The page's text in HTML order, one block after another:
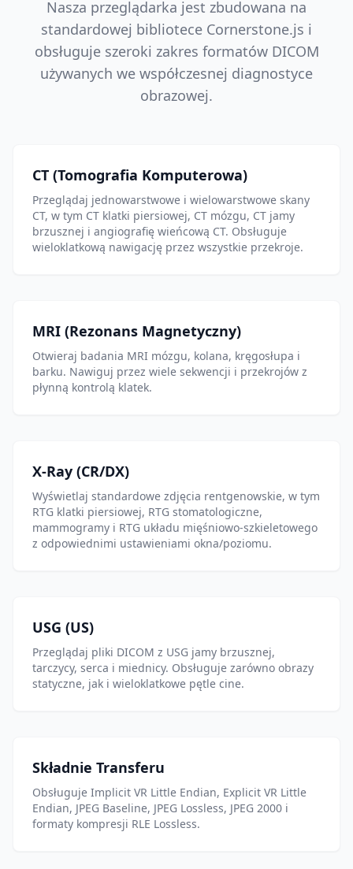
Nasza przeglądarka jest zbudowana na
standardowej bibliotece Cornerstone.js i
obsługuje szeroki zakres formatów DICOM
używanych we współczesnej diagnostyce
obrazowej.
CT (Tomografia Komputerowa)
Przeglądaj jednowarstwowe i wielowarstwowe skany
CT, w tym CT klatki piersiowej, CT mózgu, CT jamy
brzusznej i angiografię wieńcową CT. Obsługuje
wieloklatkową nawigację przez wszystkie przekroje.
MRI (Rezonans Magnetyczny)
Otwieraj badania MRI mózgu, kolana, kręgosłupa i
barku. Nawiguj przez wiele sekwencji i przekrojów z
płynną kontrolą klatek.
X-Ray (CR/DX)
Wyświetlaj standardowe zdjęcia rentgenowskie, w tym
RTG klatki piersiowej, RTG stomatologiczne,
mammogramy i RTG układu mięśniowo-szkieletowego
z odpowiednimi ustawieniami okna/poziomu.
USG (US)
Przeglądaj pliki DICOM z USG jamy brzusznej,
tarczycy, serca i miednicy. Obsługuje zarówno obrazy
statyczne, jak i wieloklatkowe pętle cine.
Składnie Transferu
Obsługuje Implicit VR Little Endian, Explicit VR Little
Endian, JPEG Baseline, JPEG Lossless, JPEG 2000 i
formaty kompresji RLE Lossless.